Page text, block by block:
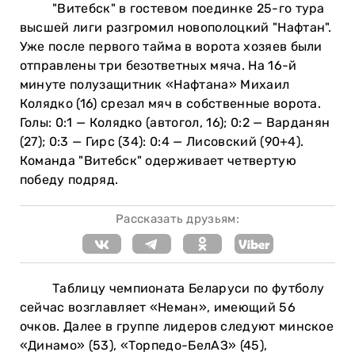
"Витебск" в гостевом поединке 25-го тура
высшей лиги разгромил новополоцкий "Нафтан".
Уже после первого тайма в ворота хозяев были
отправлены три безответных мяча. На 16-й
минуте полузащитник «Нафтана» Михаил
Колядко (16) срезал мяч в собственные ворота.
Голы: 0:1 — Колядко (автогол, 16); 0:2 — Варданян
(27); 0:3 — Гирс (34): 0:4 — Лисовский (90+4).
Команда "Витебск" одерживает четвертую
победу подряд.
Рассказать друзьям:
Таблицу чемпионата Беларуси по футболу
сейчас возглавляет «Неман», имеющий 56
очков. Далее в группе лидеров следуют минское
«Динамо» (53), «Торпедо-БелАЗ» (45),